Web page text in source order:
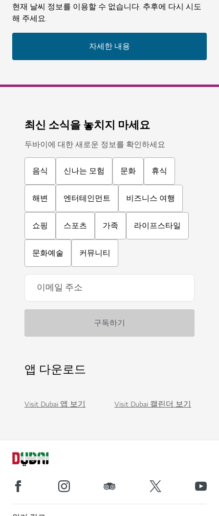
현재 날씨 정보를 이용할 수 없습니다. 추후에 다시 시도
해 주세요.
자세한 내용
최신 소식을 놓치지 마세요
두바이에 대한 새로운 정보를 확인하세요
음식 신나는 모험 문화 휴식
해변 엔터테인먼트 비즈니스 여행
쇼핑 스포츠 가족 라이프스타일
문화예술 커뮤니티
앱 다운로드